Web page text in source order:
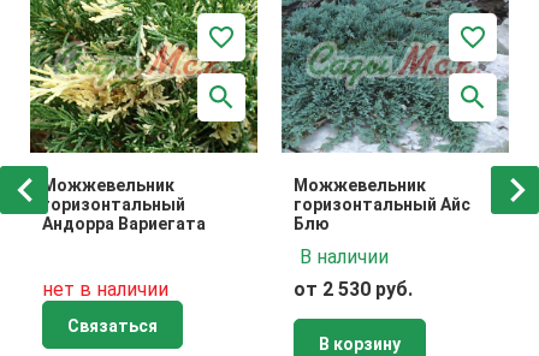
Можжевельник
горизонтальный
Андорра Вариегата
нет в наличии
Связаться
Можжевельник
горизонтальный Айс
Блю
В наличии
от 2 530 руб.
В корзину